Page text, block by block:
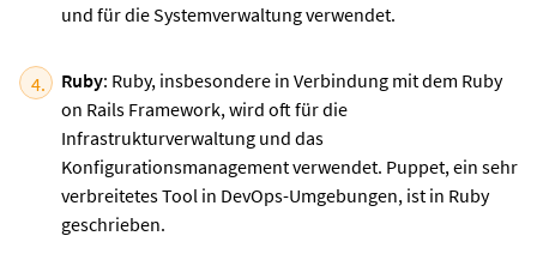
und für die Systemverwaltung verwendet.
Ruby: Ruby, insbesondere in Verbindung mit dem Ruby
on Rails Framework, wird oft für die
Infrastrukturverwaltung und das
Konfigurationsmanagement verwendet. Puppet, ein sehr
verbreitetes Tool in DevOps-Umgebungen, ist in Ruby
geschrieben.